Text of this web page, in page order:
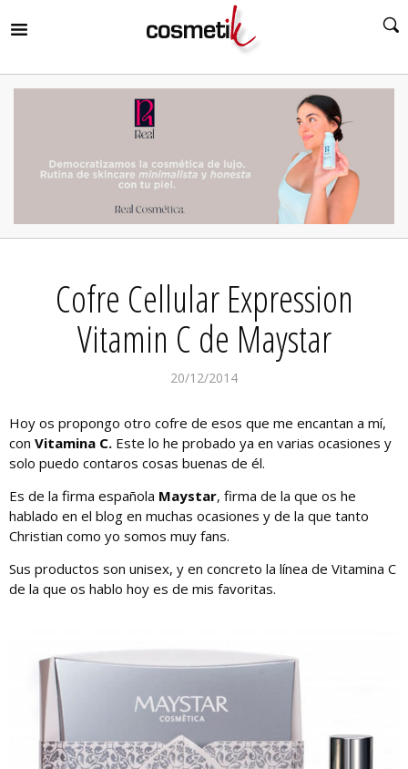
Cofre Cellular Expression
Vitamin C de Maystar
20/12/2014
Hoy os propongo otro cofre de esos que me encantan a mí,
con Vitamina C. Este lo he probado ya en varias ocasiones y
solo puedo contaros cosas buenas de él.
Es de la firma española Maystar, firma de la que os he
hablado en el blog en muchas ocasiones y de la que tanto
Christian como yo somos muy fans.
Sus productos son unisex, y en concreto la línea de Vitamina C
de la que os hablo hoy es de mis favoritas.